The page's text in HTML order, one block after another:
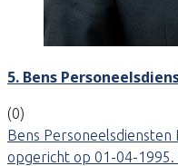
5. Bens
(0)
Bens Personeelsdiensten
opgericht op 01-04-